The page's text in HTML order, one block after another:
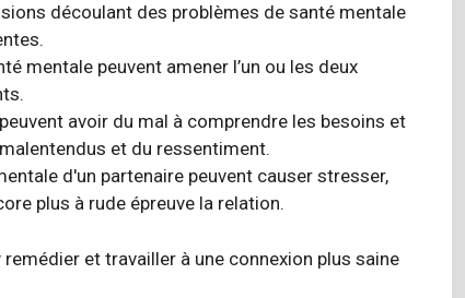
découlant des problèmes de santé mentale
mentale peuvent amener l’un ou les deux
avoir du mal à comprendre les besoins et
et du ressentiment.
d'un partenaire peuvent causerstresser,
plus à rude épreuve la relation.
et travailler à une connexion plus saine